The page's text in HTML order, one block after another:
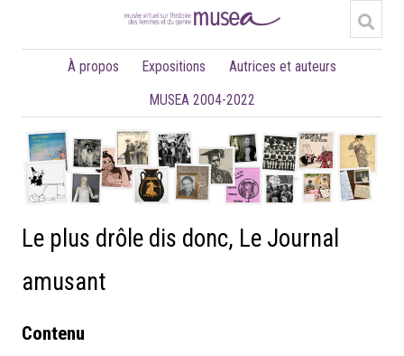
À propos Expositions
Autrices et auteurs
MUSEA 2004-2022
Le plus drôle dis donc, Le Journal
amusant
Contenu